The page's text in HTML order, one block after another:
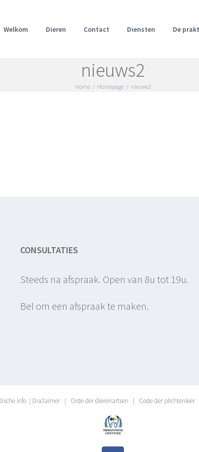
Welkom Dieren Contact Diensten De
nieuws2
Home / Homepage / nieuws2
CONSULTATIES
Steeds na afspraak. Open van 8u tot 19u.
Bel om een afspraak te maken.
info| Disclaimer| Orde der dierenartsen | Code der plichtenleer